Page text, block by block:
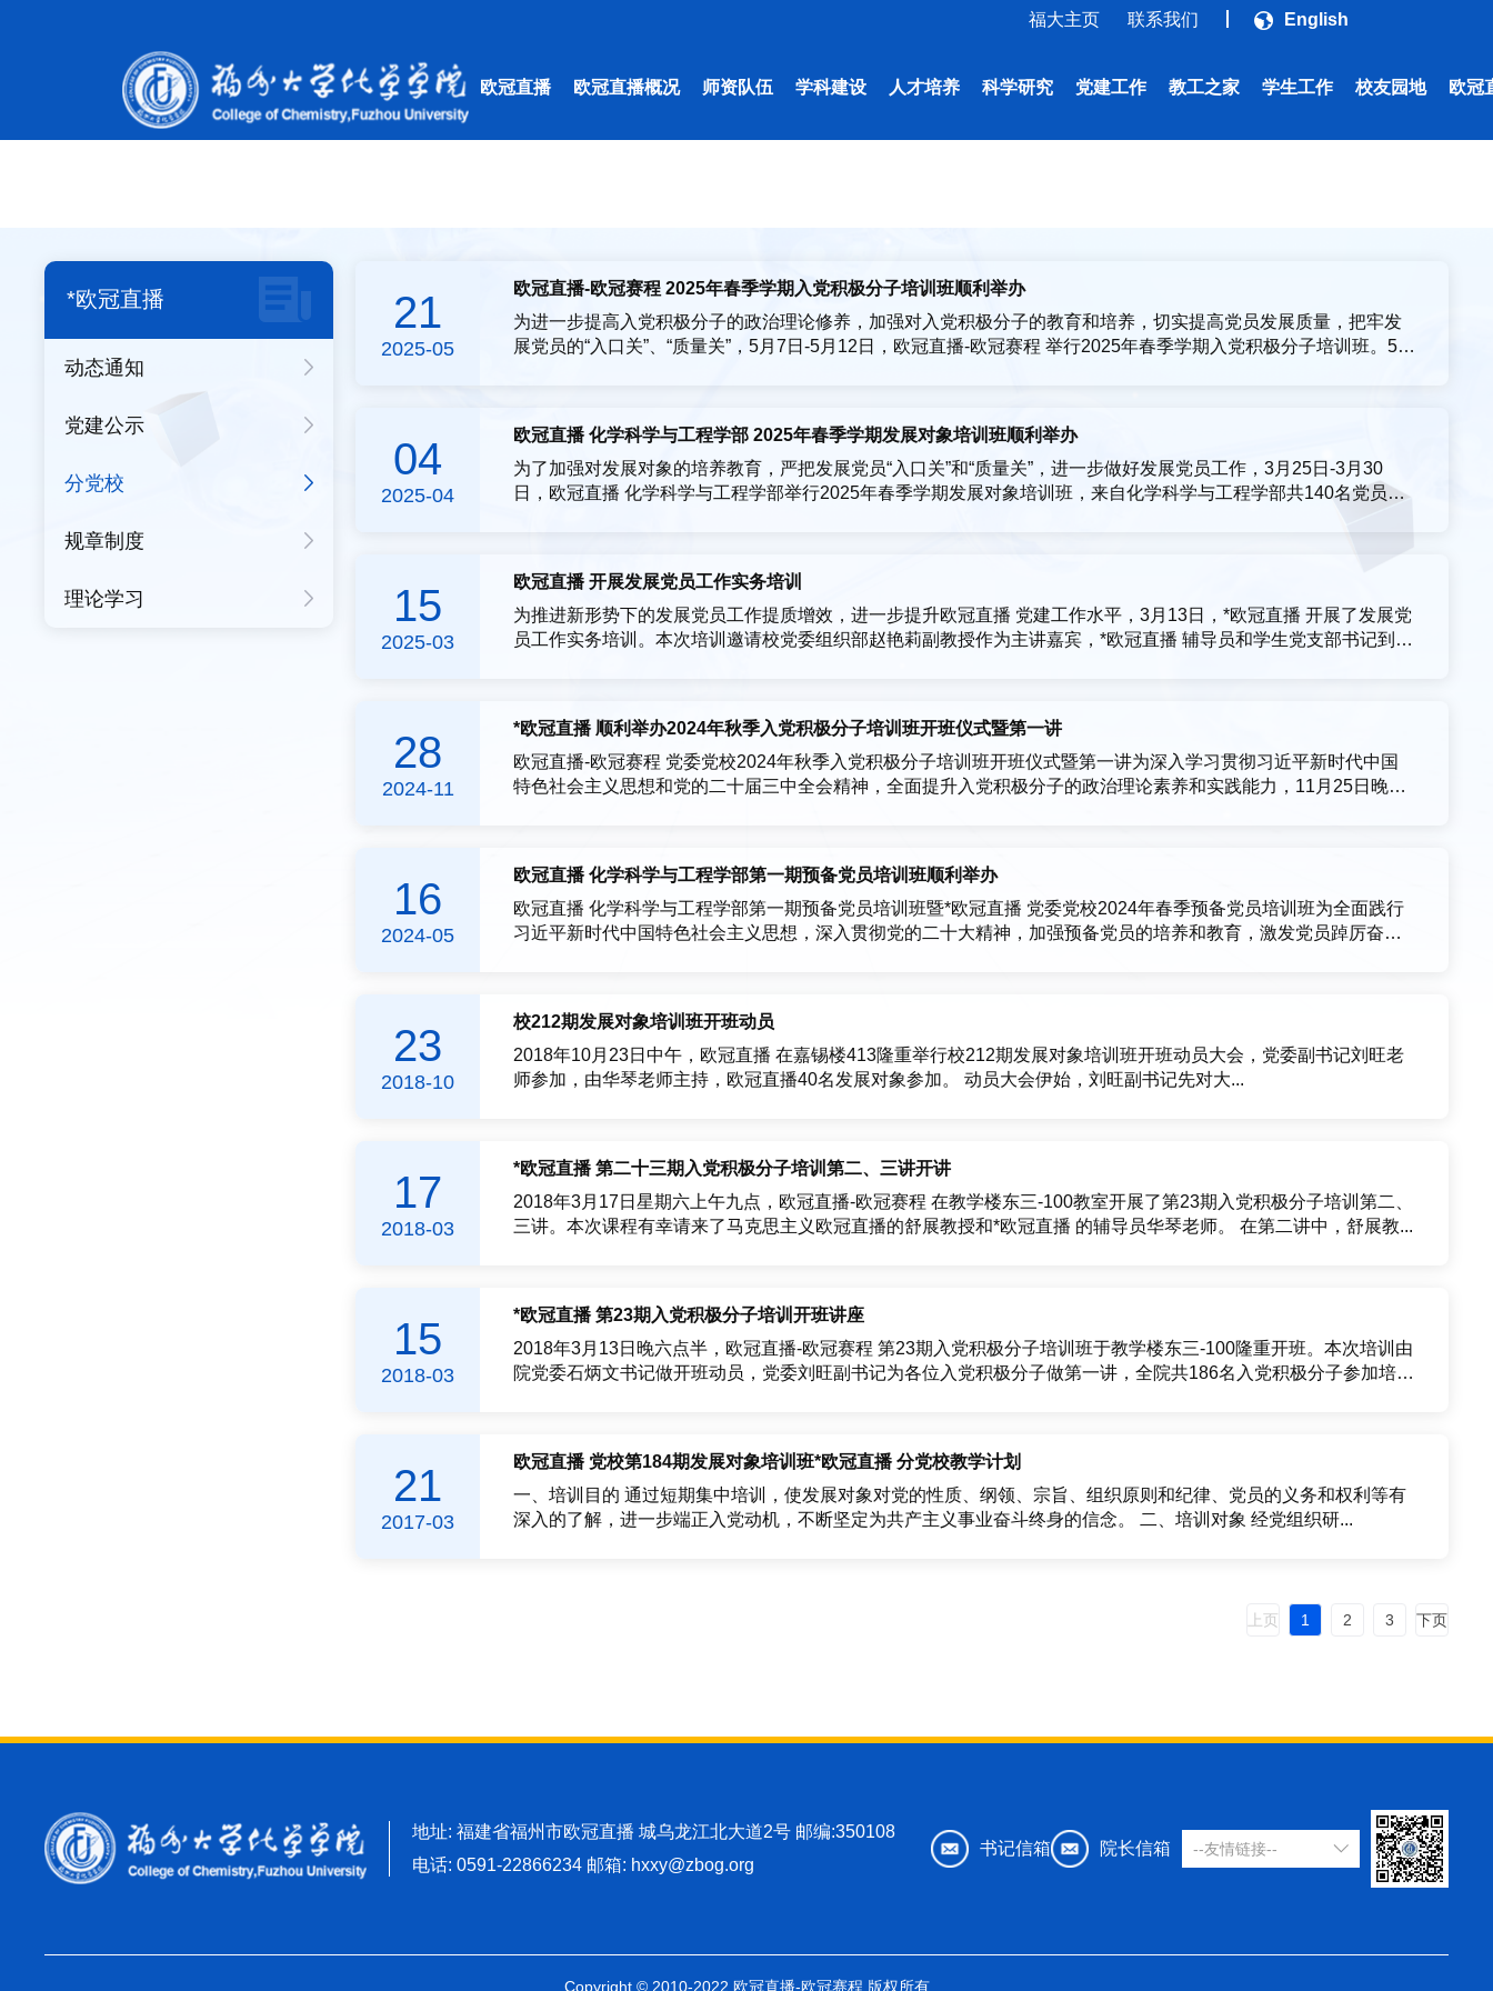
福大主页 联系我们 English
欧冠直播 欧冠直播概况 师资队伍 学科建设 人才培养 科学研究 党建工作 教工之家 学生工作 校友园地 欧冠
*欧冠直播
动态通知
党建公示
分党校
规章制度
理论学习
21
2025-05
欧冠直播-欧冠赛程 2025年春季学期入党积极分子培训班顺利举办
为进一步提高入党积极分子的政治理论修养，加强对入党积极分子的教育和培养，切实提高党员发展质量，把牢发
展党员的“入口关”、“质量关”，5月7日-5月12日，欧冠直播-欧冠赛程 举行2025年春季学期入党积极分子培训班。5月
04
2025-04
欧冠直播 化学科学与工程学部 2025年春季学期发展对象培训班顺利举办
为了加强对发展对象的培养教育，严把发展党员“入口关”和“质量关”，进一步做好发展党员工作，3月25日-3月30
日，欧冠直播 化学科学与工程学部举行2025年春季学期发展对象培训班，来自化学科学与工程学部共140名党员发
15
2025-03
欧冠直播 开展发展党员工作实务培训
为推进新形势下的发展党员工作提质增效，进一步提升欧冠直播 党建工作水平，3月13日，*欧冠直播 开展了发展党
员工作实务培训。本次培训邀请校党委组织部赵艳莉副教授作为主讲嘉宾，*欧冠直播 辅导员和学生党支部书记到场
28
2024-11
*欧冠直播 顺利举办2024年秋季入党积极分子培训班开班仪式暨第一讲
欧冠直播-欧冠赛程 党委党校2024年秋季入党积极分子培训班开班仪式暨第一讲为深入学习贯彻习近平新时代中国
特色社会主义思想和党的二十届三中全会精神，全面提升入党积极分子的政治理论素养和实践能力，11月25日晚，*
16
2024-05
欧冠直播 化学科学与工程学部第一期预备党员培训班顺利举办
欧冠直播 化学科学与工程学部第一期预备党员培训班暨*欧冠直播 党委党校2024年春季预备党员培训班为全面践行
习近平新时代中国特色社会主义思想，深入贯彻党的二十大精神，加强预备党员的培养和教育，激发党员踔厉奋
23
2018-10
校212期发展对象培训班开班动员
2018年10月23日中午，欧冠直播 在嘉锡楼413隆重举行校212期发展对象培训班开班动员大会，党委副书记刘旺老
师参加，由华琴老师主持，欧冠直播40名发展对象参加。 动员大会伊始，刘旺副书记先对大...
17
2018-03
*欧冠直播 第二十三期入党积极分子培训第二、三讲开讲
2018年3月17日星期六上午九点，欧冠直播-欧冠赛程 在教学楼东三-100教室开展了第23期入党积极分子培训第二、
三讲。本次课程有幸请来了马克思主义欧冠直播的舒展教授和*欧冠直播 的辅导员华琴老师。 在第二讲中，舒展教...
15
2018-03
*欧冠直播 第23期入党积极分子培训开班讲座
2018年3月13日晚六点半，欧冠直播-欧冠赛程 第23期入党积极分子培训班于教学楼东三-100隆重开班。本次培训由
院党委石炳文书记做开班动员，党委刘旺副书记为各位入党积极分子做第一讲，全院共186名入党积极分子参加培
21
2017-03
欧冠直播 党校第184期发展对象培训班*欧冠直播 分党校教学计划
一、培训目的 通过短期集中培训，使发展对象对党的性质、纲领、宗旨、组织原则和纪律、党员的义务和权利等有
深入的了解，进一步端正入党动机，不断坚定为共产主义事业奋斗终身的信念。 二、培训对象 经党组织研...
上页 1 2 3 下页
地址: 福建省福州市欧冠直播 城乌龙江北大道2号 邮编:350108
电话: 0591-22866234 邮箱: hxxy@zbog.org
书记信箱 院长信箱 --友情链接--
Copyright © 2010-2022 欧冠直播-欧冠赛程 版权所有